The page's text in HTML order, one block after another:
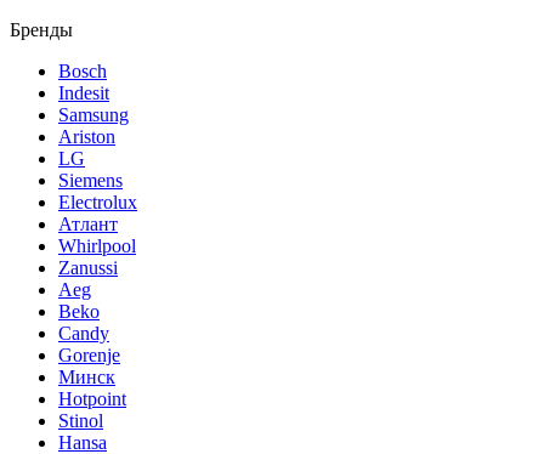
Бренды
Bosch
Indesit
Samsung
Ariston
LG
Siemens
Electrolux
Атлант
Whirlpool
Zanussi
Aeg
Beko
Candy
Gorenje
Минск
Hotpoint
Stinol
Hansa